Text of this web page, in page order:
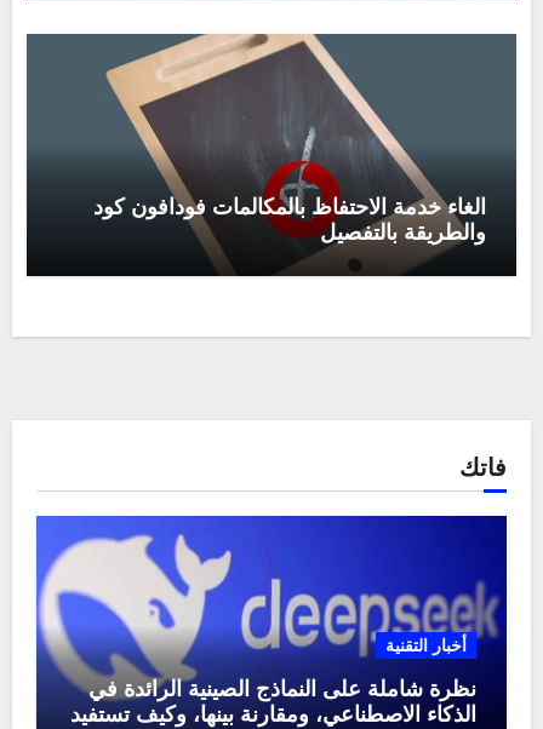
الغاء خدمة الاحتفاظ بالمكالمات فودافون كود
والطريقة بالتفصيل
فاتك
أخبار التقنية
نظرة شاملة على النماذج الصينية الرائدة في
الذكاء الاصطناعي، ومقارنة بينها، وكيف تستفيد